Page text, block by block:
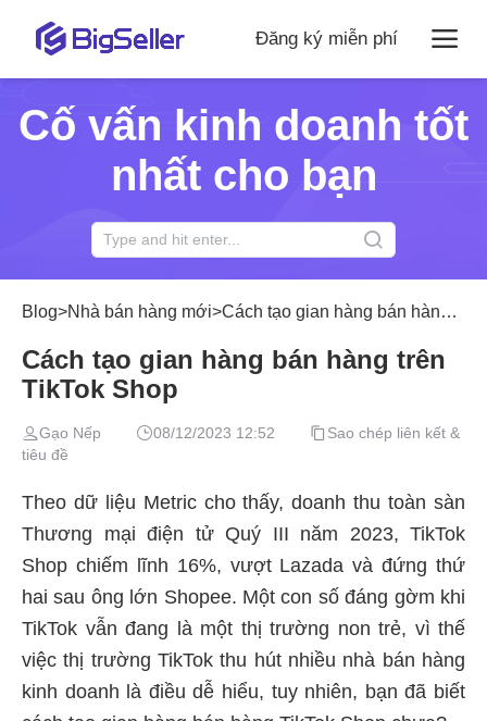
Đăng ký miễn phí
Cố vấn kinh doanh tốt
nhất cho bạn
Blog>Nhà bán hàng mới>Cách tạo gian hàng bán hàng trên TikTok Shop
Cách tạo gian hàng bán hàng trên
TikTok Shop
Gạo Nếp 08/12/2023 12:52
Sao chép liên kết &
tiêu đề